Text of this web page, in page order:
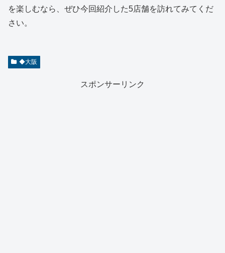
を楽しむなら、ぜひ今回紹介した5店舗を訪れてみてくだ
さい。
◆大阪
スポンサーリンク